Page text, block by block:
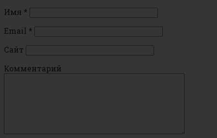
Имя *
Email *
Сайт
Комментарий